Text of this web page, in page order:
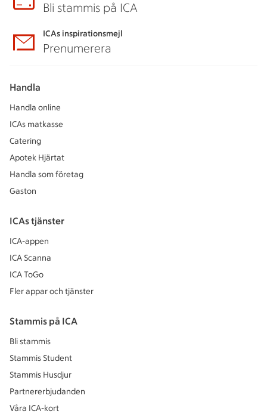
Bli stammis på ICA
ICAs inspirationsmejl
Prenumerera
Handla
Handla online
ICAs matkasse
Catering
Apotek Hjärtat
Handla som företag
Gaston
ICAs tjänster
ICA-appen
ICA Scanna
ICA ToGo
Fler appar och tjänster
Stammis på ICA
Bli stammis
Stammis Student
Stammis Husdjur
Partnererbjudanden
Våra ICA-kort